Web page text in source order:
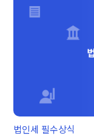
법인세 필수상식